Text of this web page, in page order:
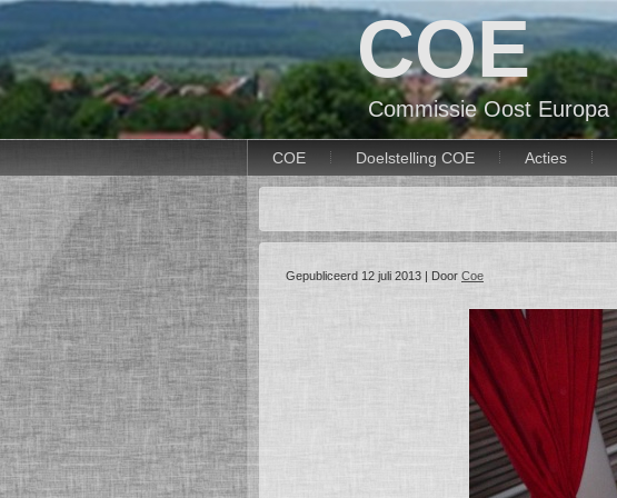
COE
Commissie Oost Europa
COE Doelstelling COE Acties
Gepubliceerd 12 juli 2013 | Door Coe